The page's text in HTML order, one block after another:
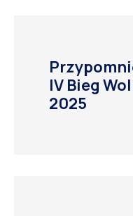
IV Bieg
2025